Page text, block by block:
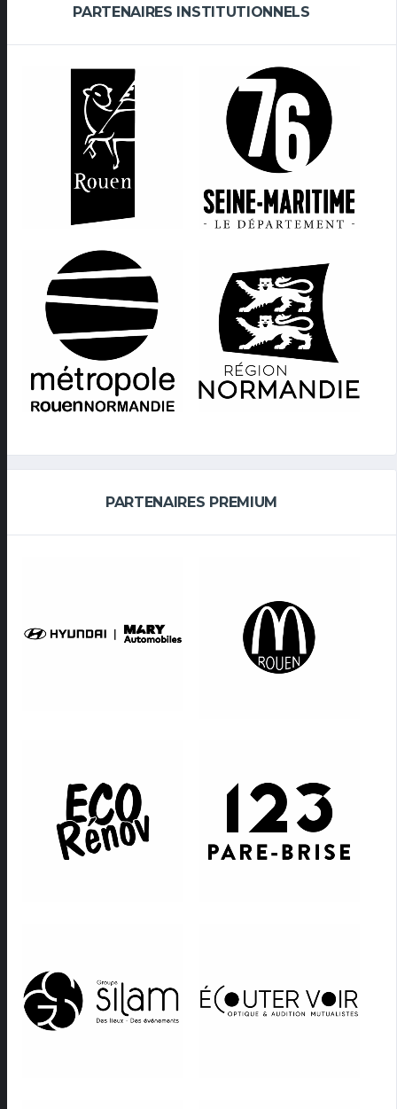
PARTENAIRES INSTITUTIONNELS
PARTENAIRES PREMIUM